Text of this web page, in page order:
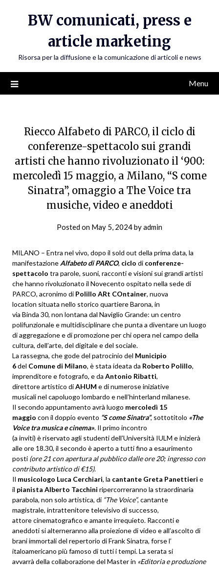
BW comunicati, press e
article marketing
Risorsa per la diffusione e la comunicazione di articoli e news
Menu
Riecco Alfabeto di PARCO, il ciclo di
conferenze-spettacolo sui grandi
artisti che hanno rivoluzionato il ‘900:
mercoledì 15 maggio, a Milano, “S come
Sinatra”, omaggio a The Voice tra
musiche, video e aneddoti
Posted on May 5, 2024byadmin
MILANO – Entra nel vivo, dopo il sold out della prima data, la
manifestazione Alfabeto di PARCO, ciclo di conferenze-
spettacolo tra parole, suoni, racconti e visioni sui grandi artisti
che hanno rivoluzionato il Novecento ospitato nella sede di
PARCO, acronimo di Polillo ARt COntainer, nuova
location situata nello storico quartiere Barona, in
via Binda 30, non lontana dal Naviglio Grande: un centro
polifunzionale emultidisciplinare che punta a diventare un luogo
di aggregazione e di promozione per chi opera nel campo della
cultura, dell’arte, del digitale e del sociale.
La rassegna, che gode del patrocinio del Municipio
6del Comune di Milano, è stata ideata da Roberto Polillo,
imprenditore e fotografo, e da Antonio Ribatti,
direttore artistico diAHUM e di numerose iniziative
musicali nel capoluogo lombardo e nell’hinterland milanese.
Il secondo appuntamento avrà luogo mercoledì 15
maggio con il doppio evento “S come Sinatra”, sottotitolo «The
Voice tra musica e cinema». Il primo incontro
(a inviti) è riservato agli studenti dell’Università IULM e inizierà
alle ore 18.30, il secondo è aperto a tutti fino a esaurimento
posti (ore 21 con apertura al pubblico dalle ore 20; ingresso con
contributo artistico di €15).
Il musicologo Luca Cerchiari, la cantante Greta Panettieri e
il pianista Alberto Tacchini ripercorreranno la straordinaria
parabola, non solo artistica, di “The Voice”, cantante
magistrale, intrattenitoretelevisivo di successo,
attore cinematografico eamante irrequieto. Racconti e
aneddoti si alterneranno alla proiezione di video e all’ascolto di
brani immortali del repertorio di Frank Sinatra, forse l’
italoamericano più famoso ditutti i tempi. La serata si
avvarrà della collaborazione del Master in «Editoria e produzione